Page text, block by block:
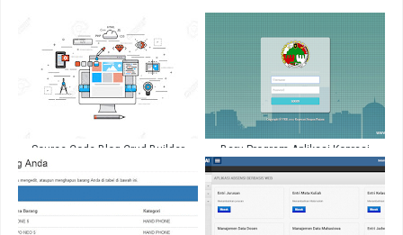
Source Code Blog Crud Builder
Menggunakan Codeigniter Multi
Baru Program Aplikasi Koprasi
Simpan Pinjam PHP MYSQL Lengkap